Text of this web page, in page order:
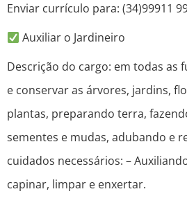
Enviar currículo para: (34)99911
Auxiliar o Jardineiro
Descrição do cargo: em todas as
e conservar as árvores, jardins,
plantas, preparando terra,
sementes e mudas, adubando e
cuidados necessários: –
capinar, limpar e enxertar.